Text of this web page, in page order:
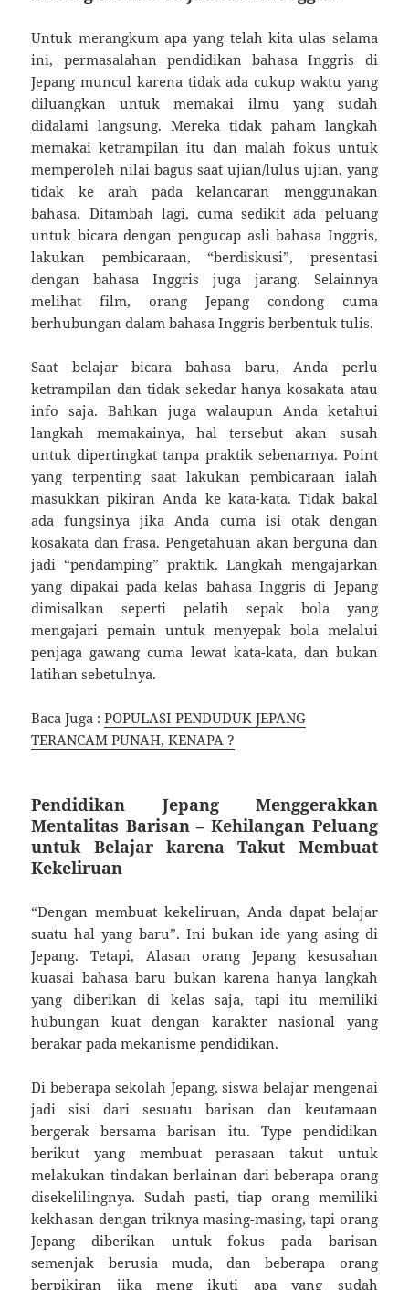
Untuk merangkum apa yang telah kita ulas selama
ini, permasalahan pendidikan bahasa Inggris di
Jepang muncul karena tidak ada cukup waktu yang
diluangkan untuk memakai ilmu yang sudah
didalami langsung. Mereka tidak paham langkah
memakai ketrampilan itu dan malah fokus untuk
memperoleh nilai bagus saat ujian/lulus ujian, yang
tidak ke arah pada kelancaran menggunakan
bahasa. Ditambah lagi, cuma sedikit ada peluang
untuk bicara dengan pengucap asli bahasa Inggris,
lakukan pembicaraan, “berdiskusi”, presentasi
dengan bahasa Inggris juga jarang. Selainnya
melihat film, orang Jepang condong cuma
berhubungan dalam bahasa Inggris berbentuk tulis.
Saat belajar bicara bahasa baru, Anda perlu
ketrampilan dan tidak sekedar hanya kosakata atau
info saja. Bahkan juga walaupun Anda ketahui
langkah memakainya, hal tersebut akan susah
untuk dipertingkat tanpa praktik sebenarnya. Point
yang terpenting saat lakukan pembicaraan ialah
masukkan pikiran Anda ke kata-kata. Tidak bakal
ada fungsinya jika Anda cuma isi otak dengan
kosakata dan frasa. Pengetahuan akan berguna dan
jadi “pendamping” praktik. Langkah mengajarkan
yang dipakai pada kelas bahasa Inggris di Jepang
dimisalkan seperti pelatih sepak bola yang
mengajari pemain untuk menyepak bola melalui
penjaga gawang cuma lewat kata-kata, dan bukan
latihan sebetulnya.
Baca Juga :POPULASI PENDUDUK JEPANG
TERANCAM PUNAH, KENAPA ?
Pendidikan Jepang Menggerakkan
Mentalitas Barisan – Kehilangan Peluang
untuk Belajar karena Takut Membuat
Kekeliruan
“Dengan membuat kekeliruan, Anda dapat belajar
suatu hal yang baru”. Ini bukan ide yang asing di
Jepang. Tetapi, Alasan orang Jepang kesusahan
kuasai bahasa baru bukan karena hanya langkah
yang diberikan di kelas saja, tapi itu memiliki
hubungan kuat dengan karakter nasional yang
berakar pada mekanisme pendidikan.
Di beberapa sekolah Jepang, siswa belajar mengenai
jadi sisi dari sesuatu barisan dan keutamaan
bergerak bersama barisan itu. Type pendidikan
berikut yang membuat perasaan takut untuk
melakukan tindakan berlainan dari beberapa orang
disekelilingnya. Sudah pasti, tiap orang memiliki
kekhasan dengan triknya masing-masing, tapi orang
Jepang diberikan untuk fokus pada barisan
semenjak berusia muda, dan beberapa orang
berpikiran jika meng ikuti apa yang sudah